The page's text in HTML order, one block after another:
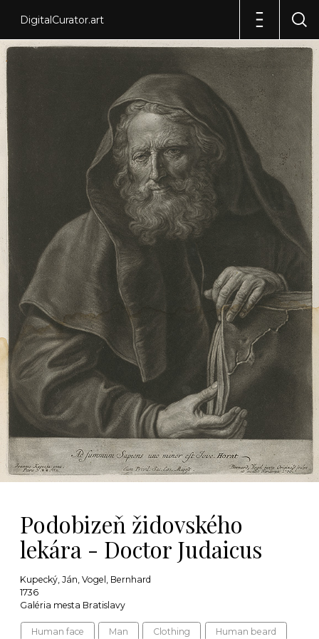
DigitalCurator.art
Podobizeň židovského
lekára - Doctor Judaicus
Kupecký, Ján, Vogel, Bernhard
1736
Galéria mesta Bratislavy
Human face Man Clothing Human beard